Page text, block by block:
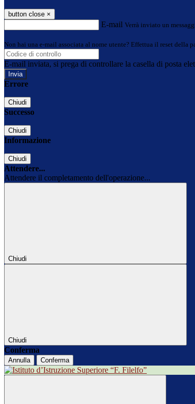
button close ×
E-mail Verrà inviato un
Non hai una e-mail associata al nome utente? Effettua il reset della
E-mail inviata, si prega di controllare la casella di posta
Errore
Chiudi
Successo
Chiudi
Informazione
Chiudi
Attendere...
Attendere il completamento dell'operazione...
Chiudi
Chiudi
Conferma
Annulla Conferma